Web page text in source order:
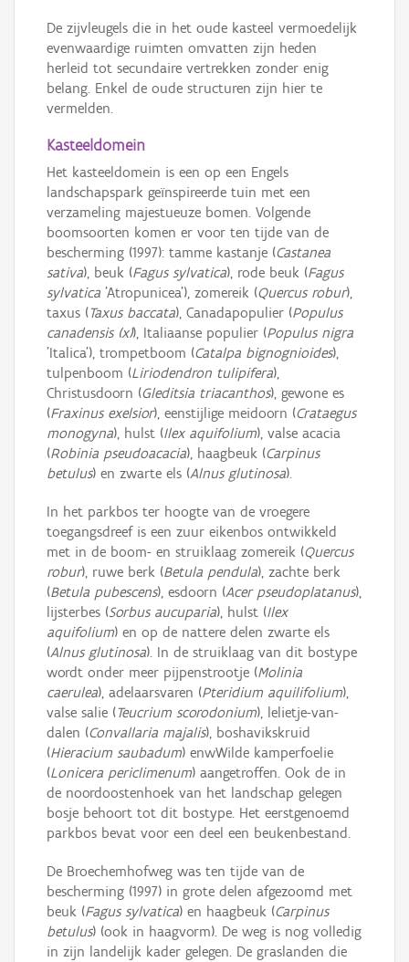
De zijvleugels die in het oude kasteel vermoedelijk
evenwaardige ruimten omvatten zijn heden
herleid tot secundaire vertrekken zonder enig
belang. Enkel de oude structuren zijn hier te
vermelden.
Kasteeldomein
Het kasteeldomein is een op een Engels
landschapspark geïnspireerde tuin met een
verzameling majestueuze bomen. Volgende
boomsoorten komen er voor ten tijde van de
bescherming (1997): tamme kastanje (Castanea
sativa), beuk (Fagus sylvatica), rode beuk (Fagus
sylvatica 'Atropunicea'), zomereik (Quercus robur),
taxus (Taxus baccata), Canadapopulier (Populus
canadensis (x)), Italiaanse populier (Populus nigra
'Italica'), trompetboom (Catalpa bignognioides),
tulpenboom (Liriodendron tulipifera),
Christusdoorn (Gleditsia triacanthos), gewone es
(Fraxinus exelsior), eenstijlige meidoorn (Crataegus
monogyna), hulst (Ilex aquifolium), valse acacia
(Robinia pseudoacacia), haagbeuk (Carpinus
betulus) en zwarte els (Alnus glutinosa).
In het parkbos ter hoogte van de vroegere
toegangsdreef is een zuur eikenbos ontwikkeld
met in de boom- en struiklaag zomereik (Quercus
robur), ruwe berk (Betula pendula), zachte berk
(Betula pubescens), esdoorn (Acer pseudoplatanus),
lijsterbes (Sorbus aucuparia), hulst (Ilex
aquifolium) en op de nattere delen zwarte els
(Alnus glutinosa). In de struiklaag van dit bostype
wordt onder meer pijpenstrootje (Molinia
caerulea), adelaarsvaren (Pteridium aquilifolium),
valse salie (Teucrium scorodonium), lelietje-van-
dalen (Convallaria majalis), boshavikskruid
(Hieracium saubadum) enwWilde kamperfoelie
(Lonicera periclimenum) aangetroffen. Ook de in
de noordoostenhoek van het landschap gelegen
bosje behoort tot dit bostype. Het eerstgenoemd
parkbos bevat voor een deel een beukenbestand.
De Broechemhofweg was ten tijde van de
bescherming (1997) in grote delen afgezoomd met
beuk (Fagus sylvatica) en haagbeuk (Carpinus
betulus) (ook in haagvorm). De weg is nog volledig
in zijn landelijk kader gelegen. De graslanden die